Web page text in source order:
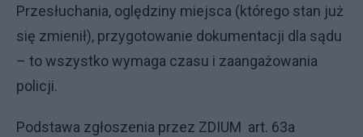
Przesłuchania, oględziny miejsca (którego stan już
się zmienił), przygotowanie dokumentacji dla sądu
– to wszystko wymaga czasu i zaangażowania
policji.
Podstawa zgłoszenia przez ZDIUM art. 63a